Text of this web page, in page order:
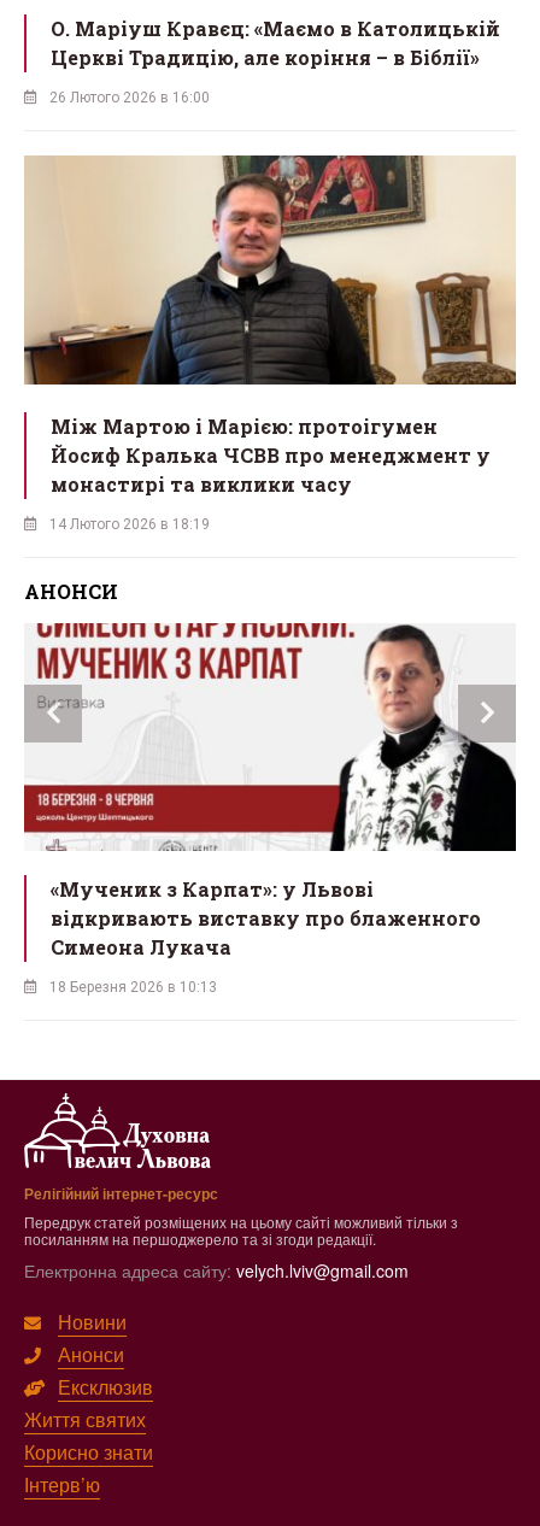
О. Маріуш Кравєц: «Маємо в Католицькій
Церкві Традицію, але коріння – в Біблії»
26 Лютого 2026 в 16:00
Між Мартою і Марією: протоігумен
Йосиф Кралька ЧСВВ про менеджмент у
монастирі та виклики часу
14 Лютого 2026 в 18:19
АНОНСИ
«Мученик з Карпат»: у Львові
відкривають виставку про блаженного
Симеона Лукача
18 Березня 2026 в 10:13
Релігійний інтернет-ресурс
Передрук статей розміщених на цьому сайті можливий тільки з
посиланням на першоджерело та зі згоди редакції.
Електронна адреса сайту: velych.lviv@gmail.com
Новини
Анонси
Ексклюзив
Життя святих
Корисно знати
Інтерв’ю